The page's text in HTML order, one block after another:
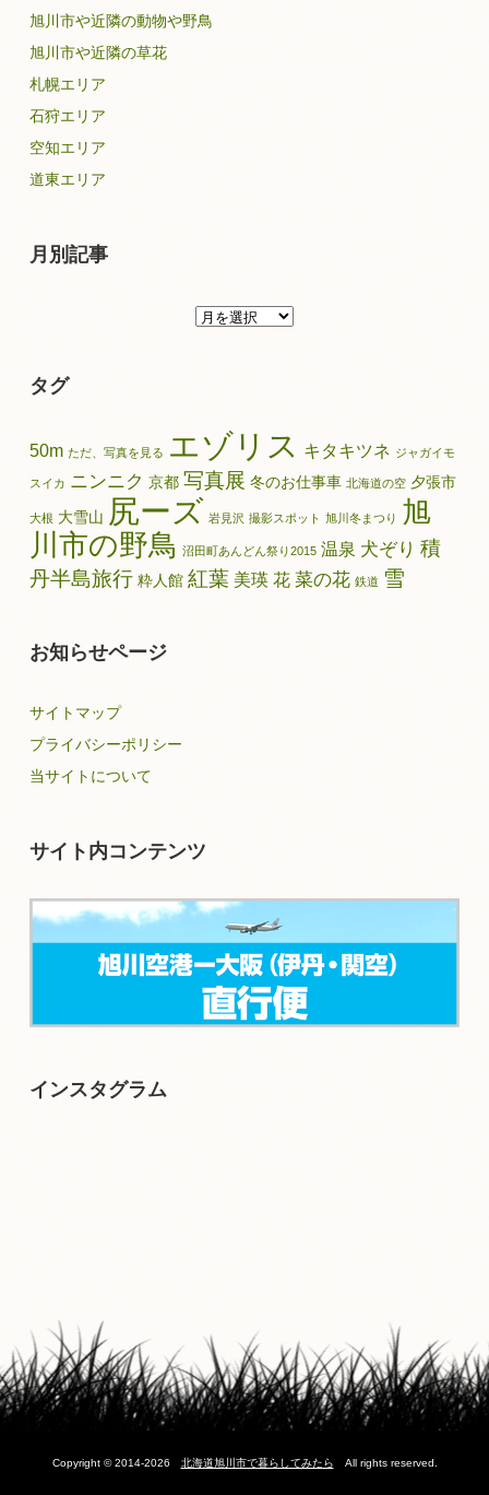
旭川市や近隣の動物や野鳥
旭川市や近隣の草花
札幌エリア
石狩エリア
空知エリア
道東エリア
月別記事
月
タグ
50m ただ、写真を見る エゾリス キタキツネ ジャガイモ
スイカ ニンニク 京都 写真展 冬のお仕事車 北海道の空 夕張市
大根 大雪山 尻ーズ 岩見沢 撮影スポット 旭川冬まつり 旭
川市の野鳥 沼田町あんどん祭り2015 温泉 犬ぞり 積
丹半島旅行 粋人館 紅葉 美瑛 花 菜の花 鉄道 雪
お知らせページ
サイトマップ
プライバシーポリシー
当サイトについて
サイト内コンテンツ
インスタグラム
Copyright © 2014-2026 北海道旭川市で暮らしてみたら All rights reserved.